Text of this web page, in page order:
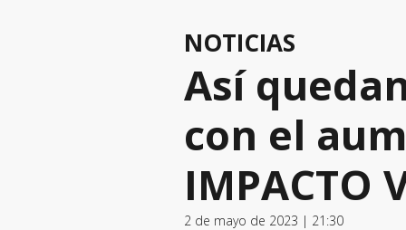
NOTICIAS
Así
con el
IMPACTO
2 de mayo de 2023 | 21:30